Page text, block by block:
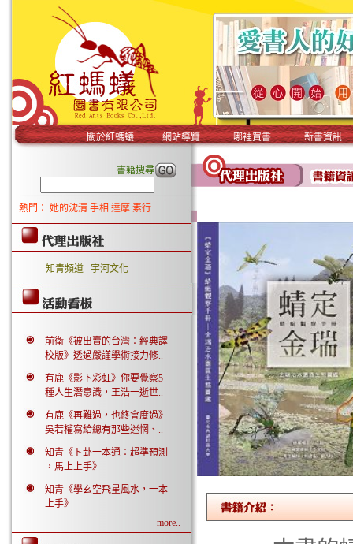
關於紅螞蟻 網站導覽 哪裡買書 新書資訊
書籍搜尋
熱門： 她的沈清 手相 達摩 素行
知青頻道 宇河文化
前衛《被出賣的台灣：經典譯
校版》透過嚴謹學術接力修..
有鹿《影下彩虹》你要覺察5
種人生潛意識，王浩一逝世..
有鹿《再難過，也終會度過》
吳若權寫給總有那些迷惘、..
知青《卜卦一本通：超準預測
，馬上上手》
知青《學玄空飛星風水，一本
上手》
more..